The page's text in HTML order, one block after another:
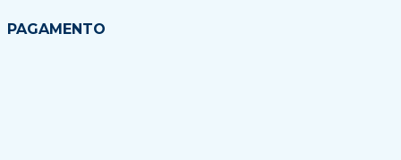
Quem somos
PAGAMENTO